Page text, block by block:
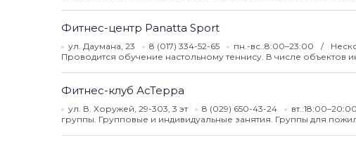
Фитнес-центр Panatta Sport
ул. Даумана, 23 8 (017) 334-52-65 пн.-вс.:8:00–23:00
Проводится обучение настольному теннису. В числе объектов
Фитнес-клуб АсТерра
ул. В. Хоружей, 29-303, 3 эт 8 (029) 650-43-24
группы. Групповые и индивидуальные занятия. Группы для